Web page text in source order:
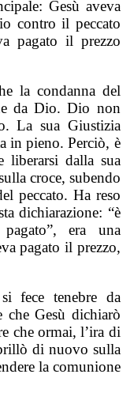
Gesù aveva
contro il peccato
pagato il prezzo
la condanna del
da Dio. Dio non
La sua Giustizia
in pieno. Perciò, è
liberarsi dalla sua
croce, subendo
peccato. Ha reso
dichiarazione: “è
era una
pagato il prezzo,
fece tenebre da
Gesù dichiarò
che ormai, l’ira di
di nuovo sulla
la comunione